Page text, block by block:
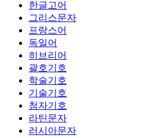
한글고어
그리스문자
프랑스어
독일어
히브리어
괄호기호
학술기호
기술기호
첨자기호
라틴문자
러시아문자